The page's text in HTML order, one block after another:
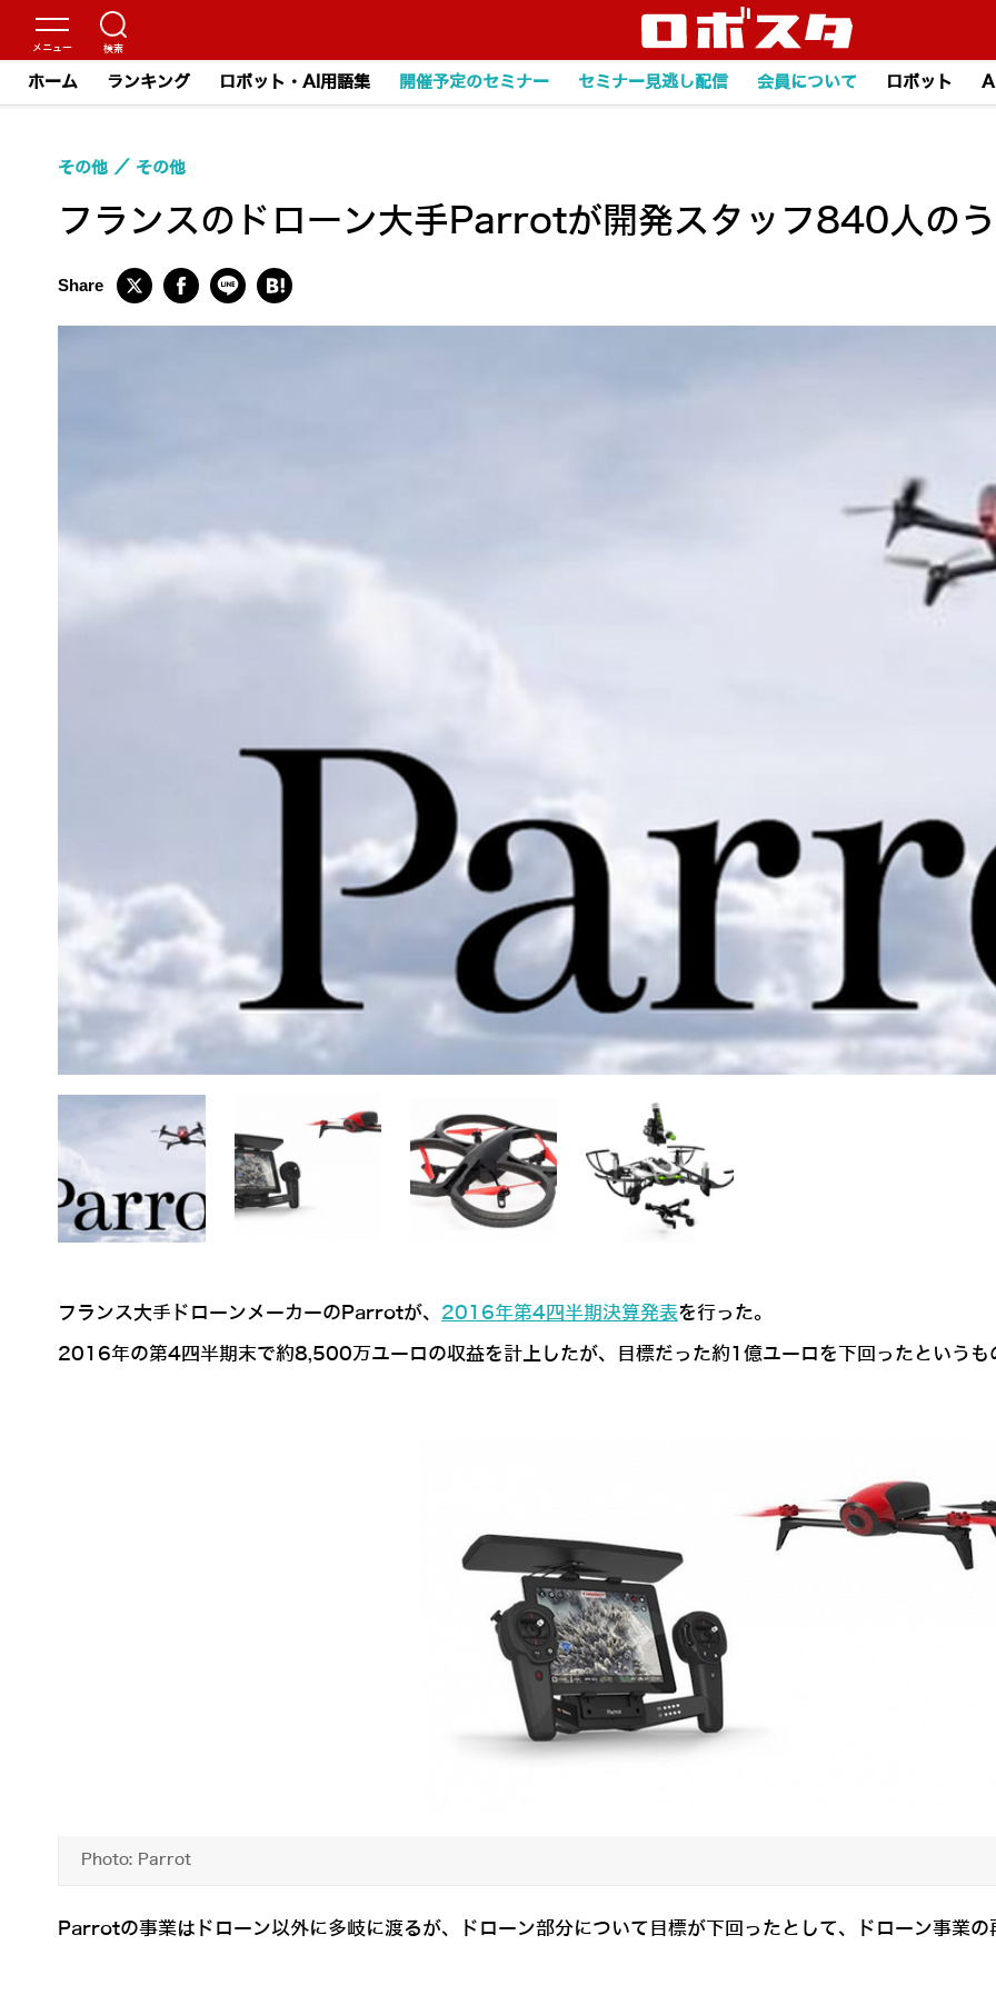
ホーム ランキング ロボット・AI用語集 開催予定のセミナー セミナー見逃し配信 会員について ロボット
フランスのドローン大手Parrotが開発スタッフ840人の
その他 その他
フランス大手ドローンメーカーのParrotが、 2016年第4四半期決算発表を行った。
2016年の第4四半期末で約8,500万ユーロの収益を計上したが、目標だった約1億ユーロを下回ったというも
Photo: Parrot
Parrotの事業はドローン以外に多岐に渡るが、ドローン部分について目標が下回ったとして、ドローン事業の